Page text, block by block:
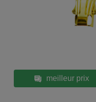
meilleur prix